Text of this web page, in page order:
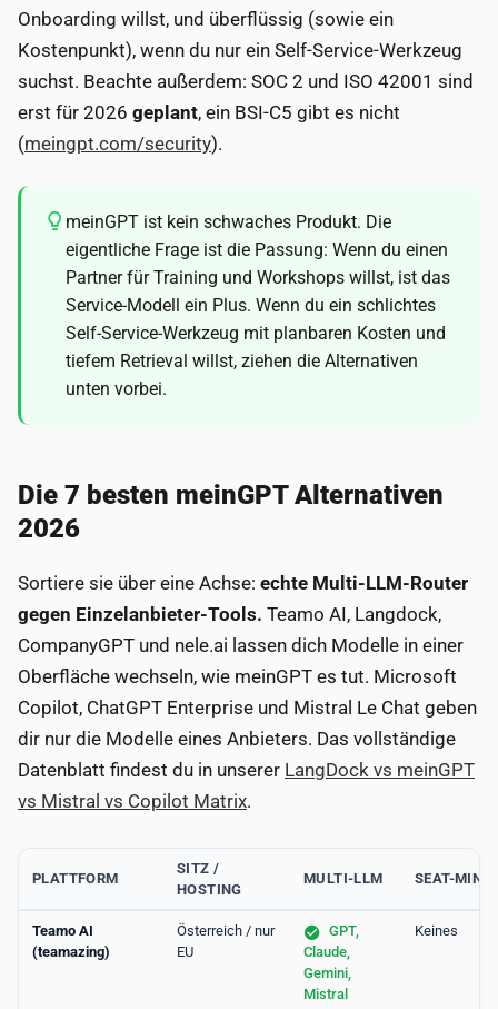
Onboarding willst, und überflüssig (sowie ein
Kostenpunkt), wenn du nur ein Self-Service-Werkzeug
suchst. Beachte außerdem: SOC 2 und ISO 42001 sind
erst für 2026 geplant, ein BSI-C5 gibt es nicht
(meingpt.com/security).
meinGPT ist kein schwaches Produkt. Die
eigentliche Frage ist die Passung: Wenn du einen
Partner für Training und Workshops willst, ist das
Service-Modell ein Plus. Wenn du ein schlichtes
Self-Service-Werkzeug mit planbaren Kosten und
tiefem Retrieval willst, ziehen die Alternativen
unten vorbei.
Die 7 besten meinGPT Alternativen
2026
Sortiere sie über eine Achse: echte Multi-LLM-Router
gegen Einzelanbieter-Tools. Teamo AI, Langdock,
CompanyGPT und nele.ai lassen dich Modelle in einer
Oberfläche wechseln, wie meinGPT es tut. Microsoft
Copilot, ChatGPT Enterprise und Mistral Le Chat geben
dir nur die Modelle eines Anbieters. Das vollständige
Datenblatt findest du in unserer LangDock vs meinGPT
vs Mistral vs Copilot Matrix.
PLATTFORM
SITZ /
HOSTING
MULTI-LLM SEAT-
Teamo AI
(teamazing)
Österreich / nur
EU
GPT,
Claude,
Gemini,
Mistral
Keines